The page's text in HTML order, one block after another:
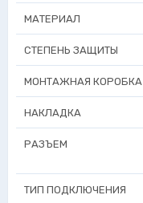
МАТЕРИАЛ
СТЕПЕНЬ ЗАЩИТЫ
МОНТАЖНАЯ КОРОБКА
НАКЛАДКА
РАЗЪЕМ
ТИП ПОДКЛЮЧЕНИЯ